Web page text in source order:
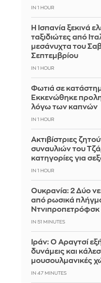
IN 1 HOUR
Η Ισπανία ξεκινά
ταξιδιώτες από
μεσάνυχτα του
Σεπτεμβρίου
IN 1 HOUR
Φωτιά σε
Εκκενώθηκε
λόγω των καπνών
IN 1 HOUR
Ακτιβίστριες
συναυλιών του
κατηγορίες για
IN 1 HOUR
Ουκρανία: 2 Δύο
από ρωσικά
Ντνιπροπετρόφσκ
IN 51 MINUTES
Ιράν: Ο Αραγτσί
δυνάμεις και
μουσουλμανικές
IN 47 MINUTES